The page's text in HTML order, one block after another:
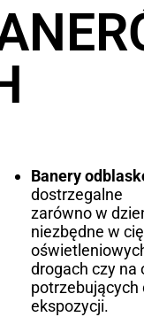
Banery
dostrzegalne
zarówno w
niezbędne w
drogach czy na
potrzebujących
ekspozycji.